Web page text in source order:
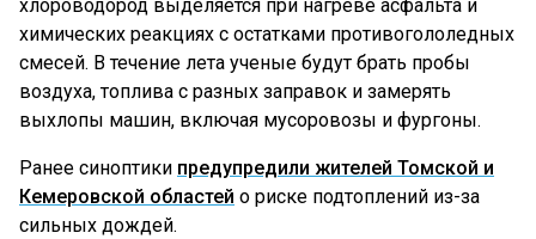
хлороводород выделяется при нагреве асфальта и
химических реакциях с остатками противогололедных
смесей. В течение лета ученые будут брать пробы
воздуха, топлива с разных заправок и замерять
выхлопы машин, включая мусоровозы и фургоны.
Ранее синоптики предупредили жителей Томской и
Кемеровской областей о риске подтоплений из-за
сильных дождей.